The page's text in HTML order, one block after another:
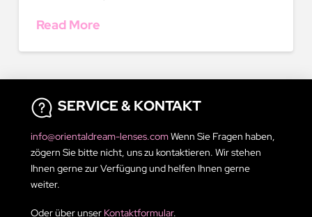
Read More
SERVICE & KONTAKT
info@orientaldream-lenses.comWenn Sie Fragen haben,
zögern Sie bitte nicht, uns zu kontaktieren. Wir stehen
Ihnen gerne zur Verfügung und helfen Ihnen gerne
weiter.
Oder über unser Kontaktformular.